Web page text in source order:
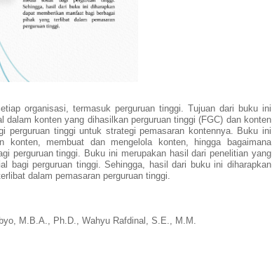
organisasi, termasuk perguruan tinggi. Tujuan dari buku ini
konten yang dihasilkan perguruan tinggi (FGC) dan konten
perguruan tinggi untuk strategi pemasaran kontennya. Buku ini
konten, membuat dan mengelola konten, hingga bagaimana
perguruan tinggi. Buku ini merupakan hasil dari penelitian yang
bagi perguruan tinggi. Sehingga, hasil dari buku ini diharapkan
dalam pemasaran perguruan tinggi.
M.B.A., Ph.D., Wahyu Rafdinal, S.E., M.M.